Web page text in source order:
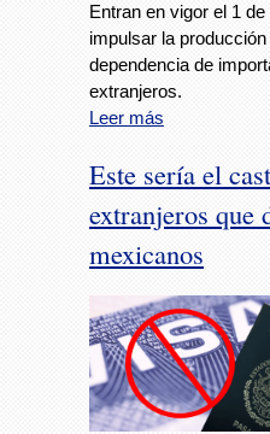
Entran en vigor el 1
impulsar la
dependencia de
extranjeros.
Leer más
Este sería el
extranjeros que
mexicanos